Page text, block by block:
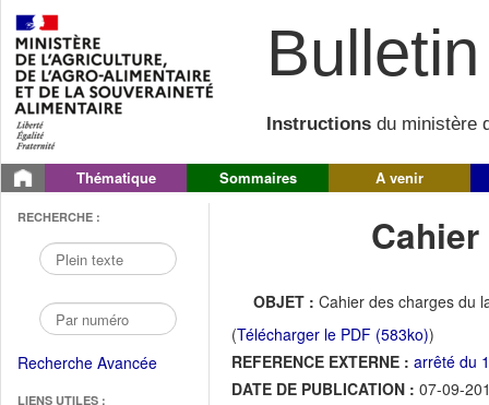
Instructions du ministère
Thématique Sommaires A venir
RECHERCHE :
Recherche Avancée
LIENS UTILES :
OBJET : Cahier des charges du
(Télécharger le PDF (583ko))
REFERENCE EXTERNE : arrêté du
DATE DE PUBLICATION : 07-09-